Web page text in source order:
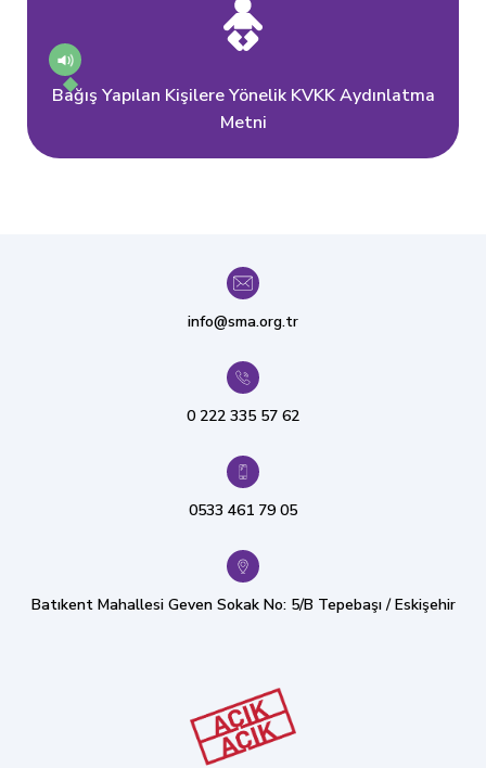
Bağış Yapılan Kişilere Yönelik KVKK Aydınlatma
Metni
info@sma.org.tr
0 222 335 57 62
0533 461 79 05
Batıkent Mahallesi Geven Sokak No: 5/B Tepebaşı / Eskişehir